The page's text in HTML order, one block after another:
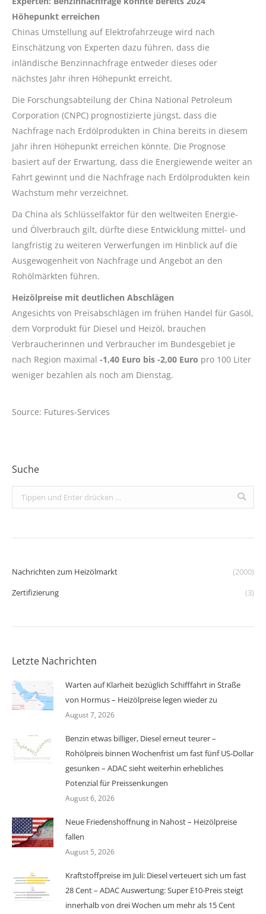
Höhepunkt erreichen
Chinas Umstellung auf Elektrofahrzeuge wird nach
Einschätzung von Experten dazu führen, dass die
inländische Benzinnachfrage entweder dieses oder
nächstes Jahr ihren Höhepunkt erreicht.
Die Forschungsabteilung der China National Petroleum
Corporation (CNPC) prognostizierte jüngst, dass die
Nachfrage nach Erdölprodukten in China bereits in diesem
Jahr ihren Höhepunkt erreichen könnte. Die Prognose
basiert auf der Erwartung, dass die Energiewende weiter an
Fahrt gewinnt und die Nachfrage nach Erdölprodukten kein
Wachstum mehr verzeichnet.
Da China als Schlüsselfaktor für den weltweiten Energie-
und Ölverbrauch gilt, dürfte diese Entwicklung mittel- und
langfristig zu weiteren Verwerfungen im Hinblick auf die
Ausgewogenheit von Nachfrage und Angebot an den
Rohölmärkten führen.
Heizölpreise mit deutlichen Abschlägen
Angesichts von Preisabschlägen im frühen Handel für Gasöl,
dem Vorprodukt für Diesel und Heizöl, brauchen
Verbraucherinnen und Verbraucher im Bundesgebiet je
nach Region maximal -1,40 Euro bis -2,00 Euro pro 100 Liter
weniger bezahlen als noch am Dienstag.
Source: Futures-Services
Suche
Search:
Nachrichten zum Heizölmarkt
(2000)
Zertifizierung
(3)
Letzte Nachrichten
Warten auf Klarheit bezüglich Schifffahrt in Straße
von Hormus – Heizölpreise legen wieder zu
August 7, 2026
Benzin etwas billiger, Diesel erneut teurer –
Rohölpreis binnen Wochenfrist um fast fünf US-Dollar
gesunken – ADAC sieht weiterhin erhebliches
Potenzial für Preissenkungen
August 6, 2026
Neue Friedenshoffnung in Nahost – Heizölpreise
fallen
August 5, 2026
Kraftstoffpreise im Juli: Diesel verteuert sich um fast
28 Cent – ADAC Auswertung: Super E10-Preis steigt
innerhalb von drei Wochen um mehr als 15 Cent